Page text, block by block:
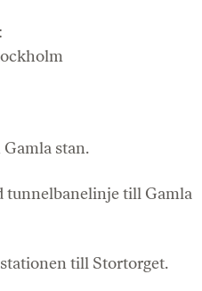
stan.
tunnelbanelinje till Gamla
till Stortorget.